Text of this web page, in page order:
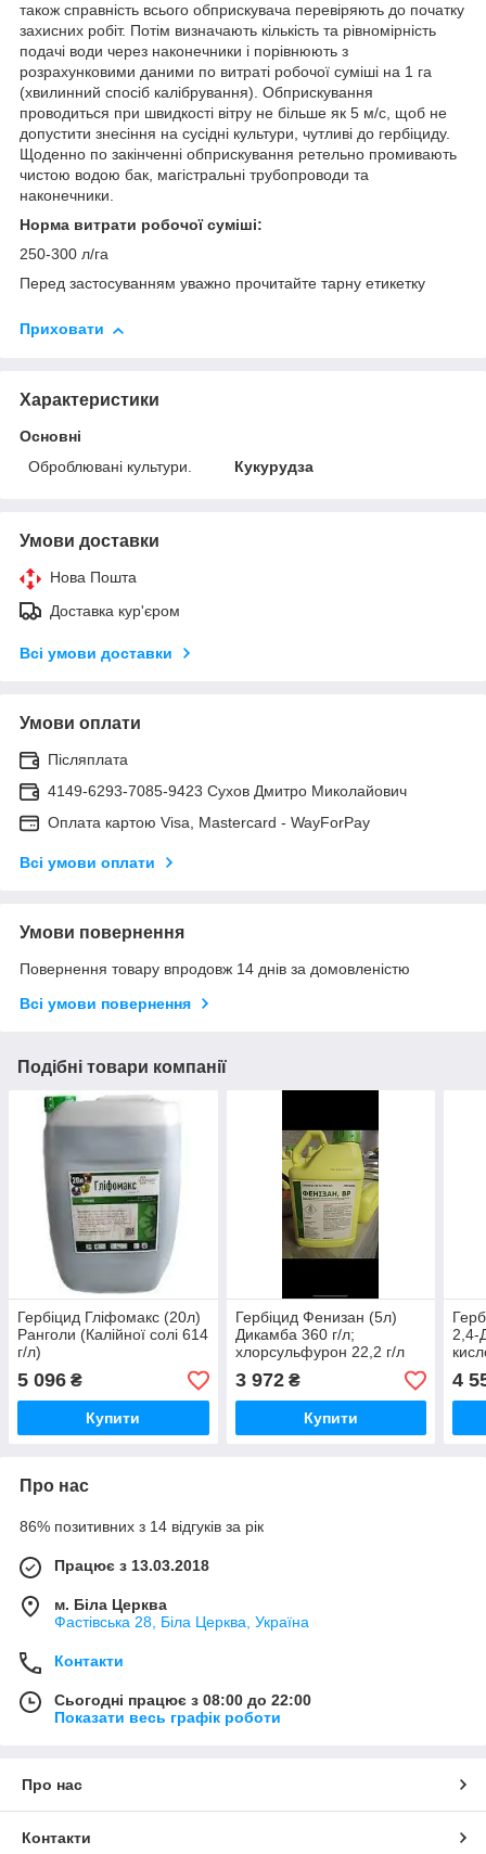
також справність всього обприскувача перевіряють до початку
захисних робіт. Потім визначають кількість та рівномірність
подачі води через наконечники і порівнюють з
розрахунковими даними по витраті робочої суміші на 1 га
(хвилинний спосіб калібрування). Обприскування
проводиться при швидкості вітру не більше як 5 м/с, щоб не
допустити знесіння на сусідні культури, чутливі до гербіциду.
Щоденно по закінченні обприскування ретельно промивають
чистою водою бак, магістральні трубопроводи та
наконечники.
Норма витрати робочої суміші:
250-300 л/га
Перед застосуванням уважно прочитайте тарну етикетку
Приховати
Характеристики
Основні
Оброблювані культури.
Кукурудза
Умови доставки
Нова Пошта
Доставка кур'єром
Всі умови доставки
Умови оплати
Післяплата
4149-6293-7085-9423 Сухов Дмитро Миколайович
Оплата картою Visa, Mastercard - WayForPay
Всі умови оплати
Умови повернення
Повернення товару впродовж 14 днів за домовленістю
Всі умови повернення
Подібні товари компанії
Гербіцид Гліфомакс (20л)
Ранголи (Калійної солі 614
г/л)
5 096 ₴
Купити
Гербіцид Фенизан (5л)
Дикамба 360 г/л;
хлорсульфурон 22,2 г/л
На зернові
3 972₴
Купити
2,4-
4
Про нас
86% позитивних з 14 відгуків за рік
Працює з 13.03.2018
м. Біла Церква
Фастівська 28, Біла Церква, Україна
Контакти
Сьогодні працює з 08:00 до 22:00
Показати весь графік роботи
Про нас
Контакти